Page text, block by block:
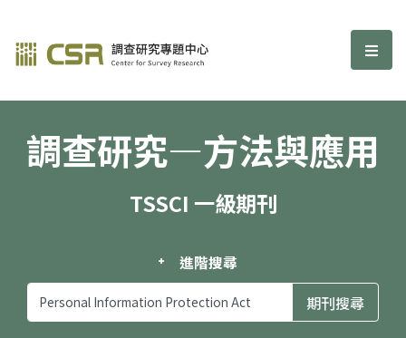
調查研究—方法與應用期刊 選
調查研究—方法與應用
TSSCI 一級期刊
進階搜尋